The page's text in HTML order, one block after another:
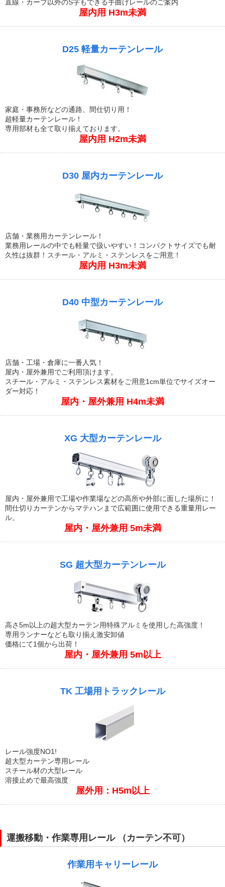
直線・カーブ以外のS字もできる手曲げレールのご案内
屋内用 H3m未満
D25 軽量カーテンレール
家庭・事務所などの通路、間仕切り用！
超軽量カーテンレール！
専用部材も全て取り揃えております。
屋内用 H2m未満
D30 屋内カーテンレール
店舗・業務用カーテンレール！
業務用レールの中でも軽量で扱いやすい！コンパクトサイズでも耐
久性は抜群！スチール・アルミ・ステンレスをご用意！
屋内用 H3m未満
D40 中型カーテンレール
店舗・工場・倉庫に一番人気！
屋内・屋外兼用でご利用頂けます。
スチール・アルミ・ステンレス素材をご用意1cm単位でサイズオー
ダー対応！
屋内・屋外兼用 H4m未満
XG 大型カーテンレール
屋内・屋外兼用で工場や作業場などの高所や外部に面した場所に！
間仕切りカーテンからマテハンまで広範囲に使用できる重量用レー
ル。
屋内・屋外兼用 5m未満
SG 超大型カーテンレール
高さ5m以上の超大型カーテン用特殊アルミを使用した高強度！
専用ランナーなども取り揃え激安卸値
価格にて1個から出荷！
屋内・屋外兼用 5m以上
TK 工場用トラックレール
レール強度NO1!
超大型カーテン専用レール
スチール材の大型レール
溶接止めで最高強度
屋外用：H5m以上
運搬移動・作業専用レール （カーテン不可）
作業用キャリーレール